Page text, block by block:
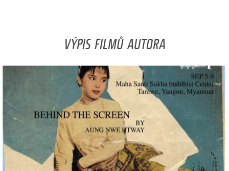
VÝPIS FILMŮ AUTORA